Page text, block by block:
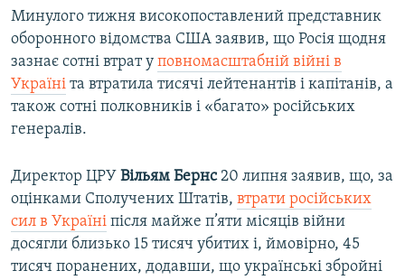
Минулого тижня високопоставлений представник
оборонного відомства США заявив, що Росія щодня
зазнає сотні втрат у повномасштабній війні в
Україні та втратила тисячі лейтенантів і капітанів, а
також сотні полковників і «багато» російських
генералів.
Директор ЦРУ Вільям Бернс20 липня заявив, що, за
оцінками Сполучених Штатів, втрати російських
сил в Україні після майже п’яти місяців війни
досягли близько 15 тисяч убитих і, ймовірно, 45
тисяч поранених, додавши, що українські збройні